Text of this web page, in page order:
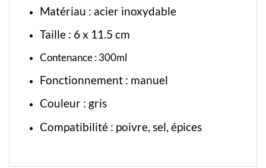
Matériau : acier inoxydable
Taille : 6x 11.5 cm
Contenance : 300ml
Fonctionnement : manuel
Couleur : gris
Compatibilité : poivre, sel, épices